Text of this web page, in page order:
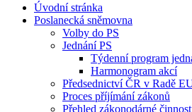
Úvodní stránka
Poslanecká sněmovna
Volby do PS
Jednání PS
Týdenní program
Harmonogram akcí
Předsednictví ČR v Radě
Proces příjímání zákonů
Přehled zákonodárné